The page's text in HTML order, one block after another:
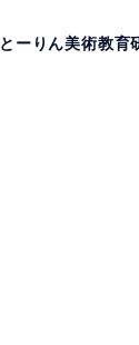
とーりん美術教育